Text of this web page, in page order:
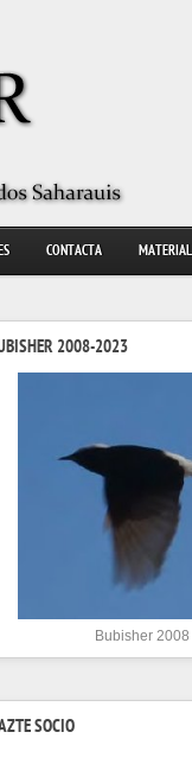
CONTACTA
2008-2023
Bubisher
SOCIO